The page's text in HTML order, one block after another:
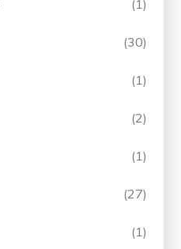
(1)
(30)
(1)
(2)
(1)
(27)
(1)